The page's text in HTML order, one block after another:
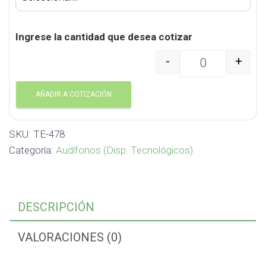
Ingrese la cantidad que desea cotizar
Audífonos Bluetooth
- +
AÑADIR A COTIZACIÓN
SKU: TE-478
Categoría: Audífonos (Disp. Tecnológicos)
DESCRIPCIÓN
VALORACIONES (0)